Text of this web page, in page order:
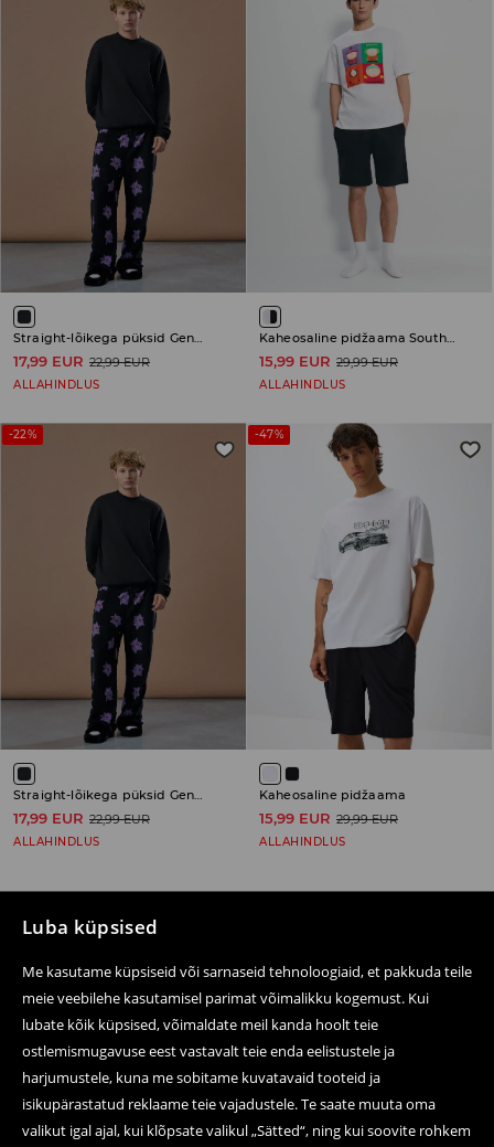
Luba küpsised
Me kasutame küpsiseid või sarnaseid tehnoloogiaid, et pakkuda teile
meie veebilehe kasutamisel parimat võimalikku kogemust. Kui
lubate kõik küpsised, võimaldate meil kanda hoolt teie
ostlemismugavuse eest vastavalt teie enda eelistustele ja
harjumustele, kuna me sobitame kuvatavaid tooteid ja
isikupärastatud reklaame teie vajadustele. Te saate muuta oma
valikut igal ajal, kui klõpsate valikul „Sätted“, ning kui soovite rohkem
17,99 EUR 22,99 EUR
ALLAHINDLUS
Kaheosaline pidžaama South Park
15,99 EUR 29,99 EUR
ALLAHINDLUS
-22%
Straight-lõikega püksid Gengar
17,99 EUR 22,99 EUR
ALLAHINDLUS
-47%
Kaheosaline pidžaama
15,99 EUR 29,99 EUR
ALLAHINDLUS
Järgne meile
Abi ja kontakt
E-poest ostmine